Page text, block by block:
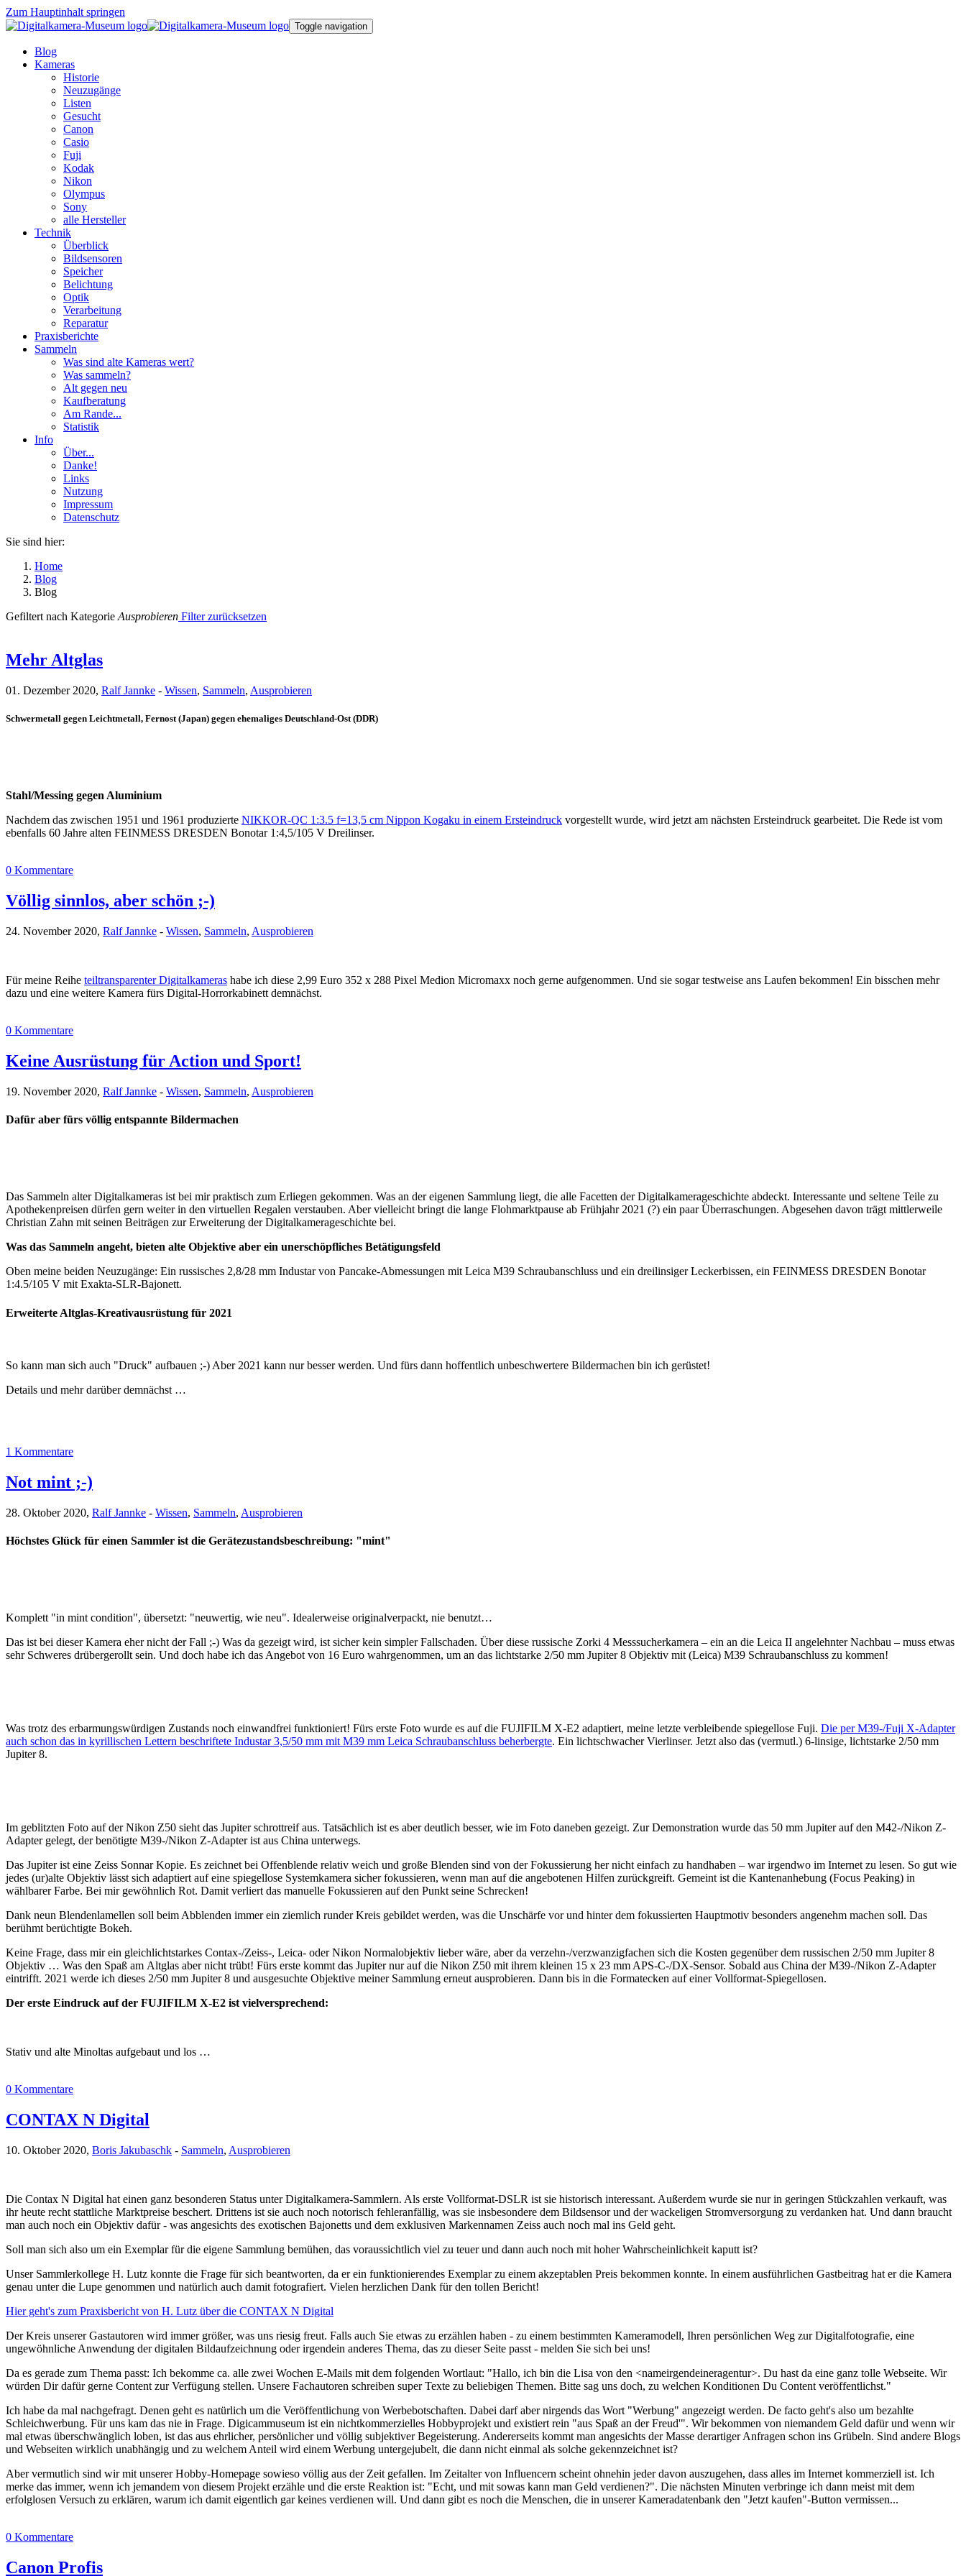
Zum Hauptinhalt springen
Toggle navigation
Blog
Kameras
Historie
Neuzugänge
Listen
Gesucht
Canon
Casio
Fuji
Kodak
Nikon
Olympus
Sony
alle Hersteller
Technik
Überblick
Bildsensoren
Speicher
Belichtung
Optik
Verarbeitung
Reparatur
Praxisberichte
Sammeln
Was sind alte Kameras wert?
Was sammeln?
Alt gegen neu
Kaufberatung
Am Rande...
Statistik
Info
Über...
Danke!
Links
Nutzung
Impressum
Datenschutz
Sie sind hier:
Home
Blog
Blog
Gefiltert nach Kategorie Ausprobieren Filter zurücksetzen
Mehr Altglas
01. Dezember 2020, Ralf Jannke - Wissen, Sammeln, Ausprobieren
Schwermetall gegen Leichtmetall, Fernost (Japan) gegen ehemaliges Deutschland-Ost (DDR)
Stahl/Messing gegen Aluminium
Nachdem das zwischen 1951 und 1961 produzierte NIKKOR-QC 1:3.5 f=13,5 cm Nippon Kogaku in einem Ersteindruck vorgestellt wurde, wird jetzt am nächsten Ersteindruck gearbeitet. Die Rede ist vom
ebenfalls 60 Jahre alten FEINMESS DRESDEN Bonotar 1:4,5/105 V Dreilinser.
0 Kommentare
Völlig sinnlos, aber schön ;-)
24. November 2020, Ralf Jannke - Wissen, Sammeln, Ausprobieren
Für meine Reihe teiltransparenter Digitalkameras habe ich diese 2,99 Euro 352 x 288 Pixel Medion Micromaxx noch gerne aufgenommen. Und sie sogar testweise ans Laufen bekommen! Ein bisschen mehr
dazu und eine weitere Kamera fürs Digital-Horrorkabinett demnächst.
0 Kommentare
Keine Ausrüstung für Action und Sport!
19. November 2020, Ralf Jannke - Wissen, Sammeln, Ausprobieren
Dafür aber fürs völlig entspannte Bildermachen
Das Sammeln alter Digitalkameras ist bei mir praktisch zum Erliegen gekommen. Was an der eigenen Sammlung liegt, die alle Facetten der Digitalkamerageschichte abdeckt. Interessante und seltene Teile zu
Apothekenpreisen dürfen gern weiter in den virtuellen Regalen verstauben. Aber vielleicht bringt die lange Flohmarktpause ab Frühjahr 2021 (?) ein paar Überraschungen. Abgesehen davon trägt mittlerweile
Christian Zahn mit seinen Beiträgen zur Erweiterung der Digitalkamerageschichte bei.
Was das Sammeln angeht, bieten alte Objektive aber ein unerschöpfliches Betätigungsfeld
Oben meine beiden Neuzugänge: Ein russisches 2,8/28 mm Industar von Pancake-Abmessungen mit Leica M39 Schraubanschluss und ein dreilinsiger Leckerbissen, ein FEINMESS DRESDEN Bonotar
1:4.5/105 V mit Exakta-SLR-Bajonett.
Erweiterte Altglas-Kreativausrüstung für 2021
So kann man sich auch "Druck" aufbauen ;-) Aber 2021 kann nur besser werden. Und fürs dann hoffentlich unbeschwertere Bildermachen bin ich gerüstet!
Details und mehr darüber demnächst …
1 Kommentare
Not mint ;-)
28. Oktober 2020, Ralf Jannke - Wissen, Sammeln, Ausprobieren
Höchstes Glück für einen Sammler ist die Gerätezustandsbeschreibung: "mint"
Komplett "in mint condition", übersetzt: "neuwertig, wie neu". Idealerweise originalverpackt, nie benutzt…
Das ist bei dieser Kamera eher nicht der Fall ;-) Was da gezeigt wird, ist sicher kein simpler Fallschaden. Über diese russische Zorki 4 Messsucherkamera – ein an die Leica II angelehnter Nachbau – muss etwas
sehr Schweres drübergerollt sein. Und doch habe ich das Angebot von 16 Euro wahrgenommen, um an das lichtstarke 2/50 mm Jupiter 8 Objektiv mit (Leica) M39 Schraubanschluss zu kommen!
Was trotz des erbarmungswürdigen Zustands noch einwandfrei funktioniert! Fürs erste Foto wurde es auf die FUJIFILM X-E2 adaptiert, meine letzte verbleibende spiegellose Fuji. Die per M39-/Fuji X-Adapter
auch schon das in kyrillischen Lettern beschriftete Industar 3,5/50 mm mit M39 mm Leica Schraubanschluss beherbergte. Ein lichtschwacher Vierlinser. Jetzt also das (vermutl.) 6-linsige, lichtstarke 2/50 mm
Jupiter 8.
Im geblitzten Foto auf der Nikon Z50 sieht das Jupiter schrottreif aus. Tatsächlich ist es aber deutlich besser, wie im Foto daneben gezeigt. Zur Demonstration wurde das 50 mm Jupiter auf den M42-/Nikon Z-
Adapter gelegt, der benötigte M39-/Nikon Z-Adapter ist aus China unterwegs.
Das Jupiter ist eine Zeiss Sonnar Kopie. Es zeichnet bei Offenblende relativ weich und große Blenden sind von der Fokussierung her nicht einfach zu handhaben – war irgendwo im Internet zu lesen. So gut wie
jedes (ur)alte Objektiv lässt sich adaptiert auf eine spiegellose Systemkamera sicher fokussieren, wenn man auf die angebotenen Hilfen zurückgreift. Gemeint ist die Kantenanhebung (Focus Peaking) in
wählbarer Farbe. Bei mir gewöhnlich Rot. Damit verliert das manuelle Fokussieren auf den Punkt seine Schrecken!
Dank neun Blendenlamellen soll beim Abblenden immer ein ziemlich runder Kreis gebildet werden, was die Unschärfe vor und hinter dem fokussierten Hauptmotiv besonders angenehm machen soll. Das
berühmt berüchtigte Bokeh.
Keine Frage, dass mir ein gleichlichtstarkes Contax-/Zeiss-, Leica- oder Nikon Normalobjektiv lieber wäre, aber da verzehn-/verzwanzigfachen sich die Kosten gegenüber dem russischen 2/50 mm Jupiter 8
Objektiv … Was den Spaß am Altglas aber nicht trübt! Fürs erste kommt das Jupiter nur auf die Nikon Z50 mit ihrem kleinen 15 x 23 mm APS-C-/DX-Sensor. Sobald aus China der M39-/Nikon Z-Adapter
eintrifft. 2021 werde ich dieses 2/50 mm Jupiter 8 und ausgesuchte Objektive meiner Sammlung erneut ausprobieren. Dann bis in die Formatecken auf einer Vollformat-Spiegellosen.
Der erste Eindruck auf der FUJIFILM X-E2 ist vielversprechend:
Stativ und alte Minoltas aufgebaut und los …
0 Kommentare
CONTAX N Digital
10. Oktober 2020, Boris Jakubaschk - Sammeln, Ausprobieren
Die Contax N Digital hat einen ganz besonderen Status unter Digitalkamera-Sammlern. Als erste Vollformat-DSLR ist sie historisch interessant. Außerdem wurde sie nur in geringen Stückzahlen verkauft, was
ihr heute recht stattliche Marktpreise beschert. Drittens ist sie auch noch notorisch fehleranfällig, was sie insbesondere dem Bildsensor und der wackeligen Stromversorgung zu verdanken hat. Und dann braucht
man auch noch ein Objektiv dafür - was angesichts des exotischen Bajonetts und dem exklusiven Markennamen Zeiss auch noch mal ins Geld geht.
Soll man sich also um ein Exemplar für die eigene Sammlung bemühen, das voraussichtlich viel zu teuer und dann auch noch mit hoher Wahrscheinlichkeit kaputt ist?
Unser Sammlerkollege H. Lutz konnte die Frage für sich beantworten, da er ein funktionierendes Exemplar zu einem akzeptablen Preis bekommen konnte. In einem ausführlichen Gastbeitrag hat er die Kamera
genau unter die Lupe genommen und natürlich auch damit fotografiert. Vielen herzlichen Dank für den tollen Bericht!
Hier geht's zum Praxisbericht von H. Lutz über die CONTAX N Digital
Der Kreis unserer Gastautoren wird immer größer, was uns riesig freut. Falls auch Sie etwas zu erzählen haben - zu einem bestimmten Kameramodell, Ihren persönlichen Weg zur Digitalfotografie, eine
ungewöhnliche Anwendung der digitalen Bildaufzeichnung oder irgendein anderes Thema, das zu dieser Seite passt - melden Sie sich bei uns!
Da es gerade zum Thema passt: Ich bekomme ca. alle zwei Wochen E-Mails mit dem folgenden Wortlaut: "Hallo, ich bin die Lisa von den <nameirgendeineragentur>. Du hast da eine ganz tolle Webseite. Wir
würden Dir dafür gerne Content zur Verfügung stellen. Unsere Fachautoren schreiben super Texte zu beliebigen Themen. Bitte sag uns doch, zu welchen Konditionen Du Content veröffentlichst."
Ich habe da mal nachgefragt. Denen geht es natürlich um die Veröffentlichung von Werbebotschaften. Dabei darf aber nirgends das Wort "Werbung" angezeigt werden. De facto geht's also um bezahlte
Schleichwerbung. Für uns kam das nie in Frage. Digicammuseum ist ein nichtkommerzielles Hobbyprojekt und existiert rein "aus Spaß an der Freud'". Wir bekommen von niemandem Geld dafür und wenn wir
mal etwas überschwänglich loben, ist das aus ehrlicher, persönlicher und völlig subjektiver Begeisterung. Andererseits kommt man angesichts der Masse derartiger Anfragen schon ins Grübeln. Sind andere Blogs
und Webseiten wirklich unabhängig und zu welchem Anteil wird einem Werbung untergejubelt, die dann nicht einmal als solche gekennzeichnet ist?
Aber vermutlich sind wir mit unserer Hobby-Homepage sowieso völlig aus der Zeit gefallen. Im Zeitalter von Influencern scheint ohnehin jeder davon auszugehen, dass alles im Internet kommerziell ist. Ich
merke das immer, wenn ich jemandem von diesem Projekt erzähle und die erste Reaktion ist: "Echt, und mit sowas kann man Geld verdienen?". Die nächsten Minuten verbringe ich dann meist mit dem
erfolglosen Versuch zu erklären, warum ich damit eigentlich gar keines verdienen will. Und dann gibt es noch die Menschen, die in unserer Kameradatenbank den "Jetzt kaufen"-Button vermissen...
0 Kommentare
Canon Profis